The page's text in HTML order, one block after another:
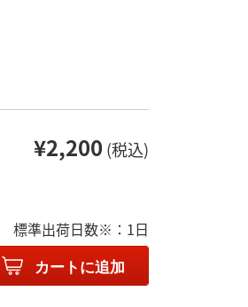
¥2,200 (税込)
標準出荷日数※：1日
カートに追加